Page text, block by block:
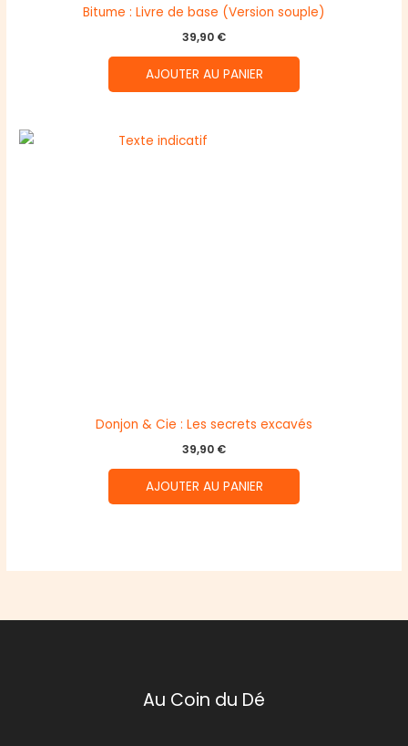
Bitume : Livre de base (Version souple)
39,90 €
AJOUTER AU PANIER
Donjon & Cie : Les secrets excavés
39,90 €
AJOUTER AU PANIER
Au Coin du Dé